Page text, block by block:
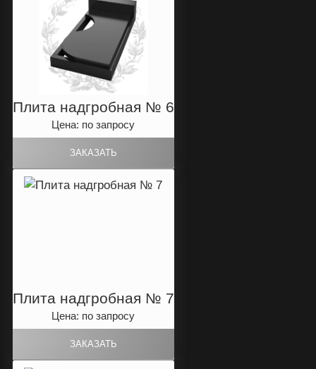
Плита надгробная № 6
Цена: по запросу
Плита надгробная № 7
Цена: по запросу